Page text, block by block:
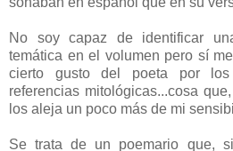
No soy capaz de identificar
temática en el volumen pero sí
cierto gusto del poeta por
referencias mitológicas...cosa
los aleja un poco más de mi
Se trata de un poemario que,